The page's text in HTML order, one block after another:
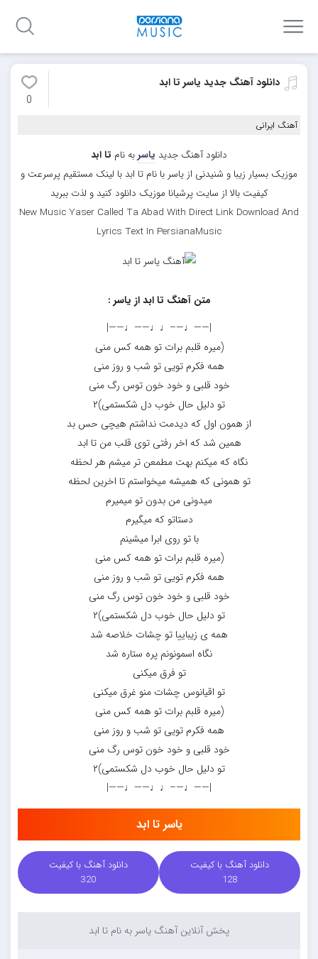
دانلود آهنگ جدید یاسر تا ابد
0
آهنگ ایرانی
دانلود آهنگ جدید یاسربه نام تا ابد
موزیک بسیار زیبا و شنیدنی از یاسر با نام تا ابد با لینک مستقیم پرسرعت و
کیفیت بالا از سایت پرشیانا موزیک دانلود کنید و لذت ببرید
New Music Yaser Called Ta Abad With Direct Link Download And
Lyrics Text In PersianaMusic
متن آهنگ تا ابد از یاسر :
|——♩—–♩♩——♩——|
(میره قلبم برات تو همه کس منی
همه فکرم تویی تو شب و روز منی
خود قلبی و خود خون توس رگ منی
تو دلیل حال خوب دل شکستمی)۲
از همون اول که دیدمت نداشتم هیچی حس بد
همین شد که اخر رفتی توی قلب من تا ابد
نگاه که میکنم بهت مطمعن تر میشم هر لحظه
تو همونی که همیشه میخواستم تا اخرین لحظه
میدونی من بدون تو میمیرم
دستاتو که میگیرم
با تو روی ابرا میشینم
(میره قلبم برات تو همه کس منی
همه فکرم تویی تو شب و روز منی
خود قلبی و خود خون توس رگ منی
تو دلیل حال خوب دل شکستمی)۲
همه ی زیباییا تو چشات خلاصه شد
نگاه اسمونونم پره ستاره شد
تو فرق میکنی
تو اقیانوس چشات منو غرق میکنی
(میره قلبم برات تو همه کس منی
همه فکرم تویی تو شب و روز منی
خود قلبی و خود خون توس رگ منی
تو دلیل حال خوب دل شکستمی)۲
|——♩—–♩♩——♩——|
یاسر تا ابد
دانلود آهنگ با کیفیت
128
دانلود آهنگ با کیفیت
320
پخش آنلاین آهنگ یاسر به نام تا ابد